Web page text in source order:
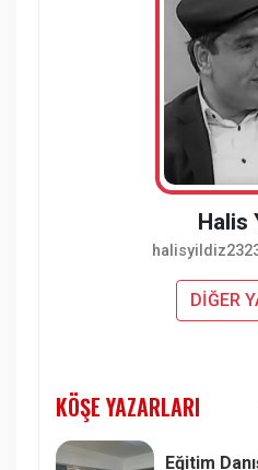
Halis
DİĞER
KÖŞE YAZARLARI
Eğitim